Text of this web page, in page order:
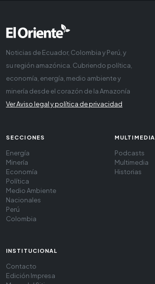
Noticias de Ecuador, Colombia y Perú, y
su región amazónica. Cubriendo política,
economía, energía, medio ambiente y
minería desde el corazón de la Amazonía
Ver Aviso legal y política de privacidad
SECCIONES
Energía
Minería
Economía
Política
Medio Ambiente
Nacionales
Perú
Colombia
MULTIMEDIA
Podcasts
Multimedia
Historias
INSTITUCIONAL
Contacto
Edición Impresa